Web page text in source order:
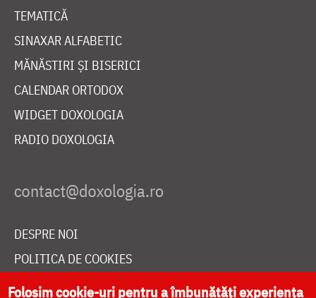
TEMATICĂ
SINAXAR ALFABETIC
MĂNĂSTIRI ȘI BISERICI
CALENDAR ORTODOX
WIDGET DOXOLOGIA
RADIO DOXOLOGIA
DESPRE NOI
POLITICA DE COOKIES
DONEAZĂ ONLINE PENTRU CATEDRALA NAȚIONALĂ
Folosim cookie-uri pentru a îmbunătăți experiența